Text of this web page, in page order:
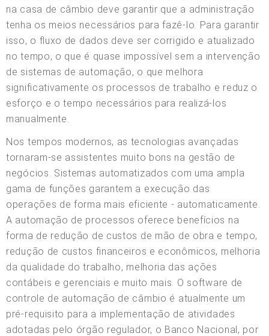
na casa de câmbio deve garantir que a administração
tenha os meios necessários para fazê-lo. Para garantir
isso, o fluxo de dados deve ser corrigido e atualizado
no tempo, o que é quase impossível sem a intervenção
de sistemas de automação, o que melhora
significativamente os processos de trabalho e reduz o
esforço e o tempo necessários para realizá-los
manualmente.
Nos tempos modernos, as tecnologias avançadas
tornaram-se assistentes muito bons na gestão de
negócios. Sistemas automatizados com uma ampla
gama de funções garantem a execução das
operações de forma mais eficiente - automaticamente.
A automação de processos oferece benefícios na
forma de redução de custos de mão de obra e tempo,
redução de custos financeiros e econômicos, melhoria
da qualidade do trabalho, melhoria das ações
contábeis e gerenciais e muito mais. O software de
controle de automação de câmbio é atualmente um
pré-requisito para a implementação de atividades
adotadas pelo órgão regulador, o Banco Nacional, por